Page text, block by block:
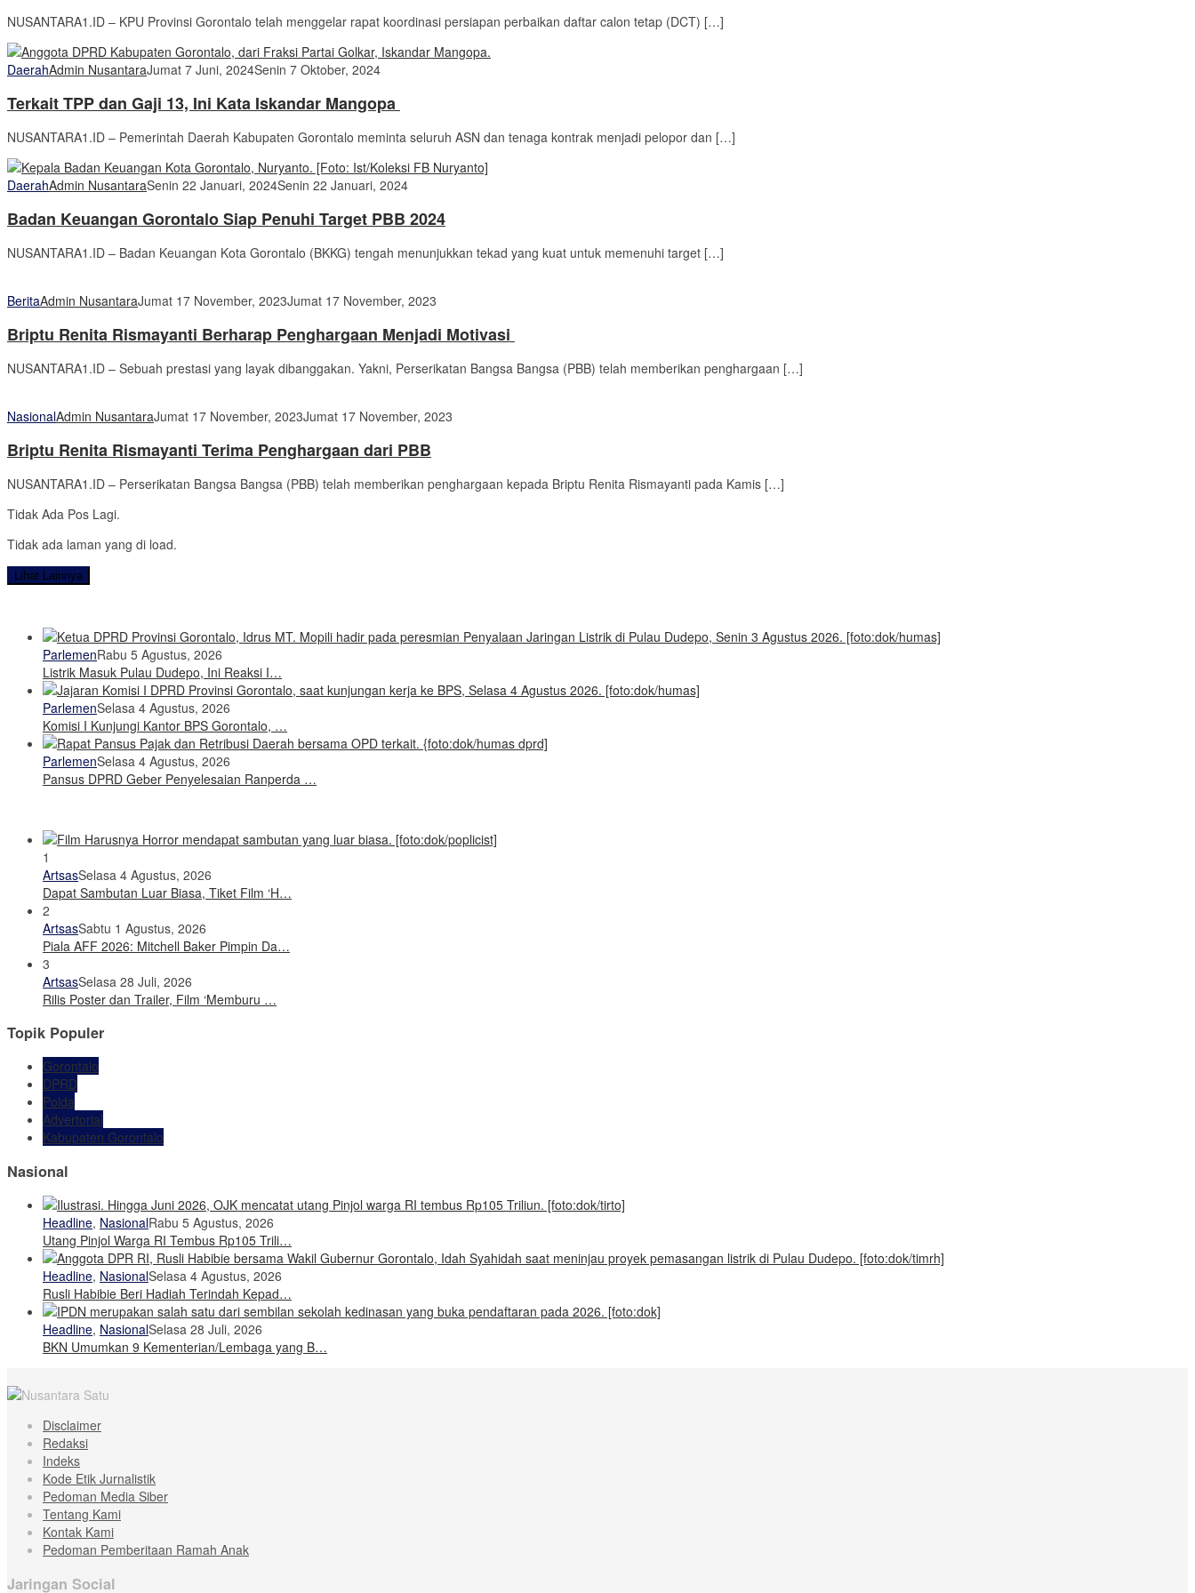
NUSANTARA1.ID – KPU Provinsi Gorontalo telah menggelar rapat koordinasi persiapan perbaikan daftar calon tetap (DCT) […]
DaerahAdmin NusantaraJumat 7 Juni, 2024Senin 7 Oktober, 2024
Terkait TPP dan Gaji 13, Ini Kata Iskandar Mangopa
NUSANTARA1.ID – Pemerintah Daerah Kabupaten Gorontalo meminta seluruh ASN dan tenaga kontrak menjadi pelopor dan […]
DaerahAdmin NusantaraSenin 22 Januari, 2024Senin 22 Januari, 2024
Badan Keuangan Gorontalo Siap Penuhi Target PBB 2024
NUSANTARA1.ID – Badan Keuangan Kota Gorontalo (BKKG) tengah menunjukkan tekad yang kuat untuk memenuhi target […]
BeritaAdmin NusantaraJumat 17 November, 2023Jumat 17 November, 2023
Briptu Renita Rismayanti Berharap Penghargaan Menjadi Motivasi
NUSANTARA1.ID – Sebuah prestasi yang layak dibanggakan. Yakni, Perserikatan Bangsa Bangsa (PBB) telah memberikan penghargaan […]
NasionalAdmin NusantaraJumat 17 November, 2023Jumat 17 November, 2023
Briptu Renita Rismayanti Terima Penghargaan dari PBB
NUSANTARA1.ID – Perserikatan Bangsa Bangsa (PBB) telah memberikan penghargaan kepada Briptu Renita Rismayanti pada Kamis […]
Tidak Ada Pos Lagi.
Tidak ada laman yang di load.
Lihat Lainnya
ParlemenRabu 5 Agustus, 2026
Listrik Masuk Pulau Dudepo, Ini Reaksi I…
ParlemenSelasa 4 Agustus, 2026
Komisi I Kunjungi Kantor BPS Gorontalo, …
ParlemenSelasa 4 Agustus, 2026
Pansus DPRD Geber Penyelesaian Ranperda …
1
ArtsasSelasa 4 Agustus, 2026
Dapat Sambutan Luar Biasa, Tiket Film ‘H…
2
ArtsasSabtu 1 Agustus, 2026
Piala AFF 2026: Mitchell Baker Pimpin Da…
3
ArtsasSelasa 28 Juli, 2026
Rilis Poster dan Trailer, Film ‘Memburu …
Topik Populer
Gorontalo
DPRD
Polda
Advertorial
Kabupaten Gorontalo
Nasional
Headline, NasionalRabu 5 Agustus, 2026
Utang Pinjol Warga RI Tembus Rp105 Trili…
Headline, NasionalSelasa 4 Agustus, 2026
Rusli Habibie Beri Hadiah Terindah Kepad…
Headline, NasionalSelasa 28 Juli, 2026
BKN Umumkan 9 Kementerian/Lembaga yang B…
Disclaimer
Redaksi
Indeks
Kode Etik Jurnalistik
Pedoman Media Siber
Tentang Kami
Kontak Kami
Pedoman Pemberitaan Ramah Anak
Jaringan Social